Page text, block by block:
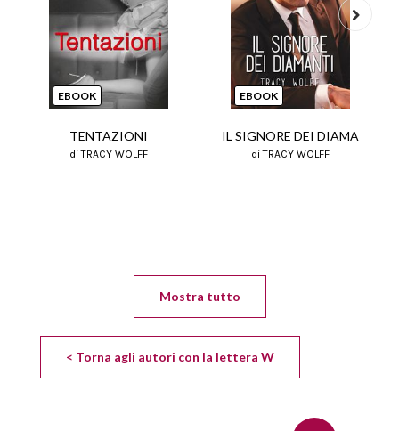
EBOOK
TENTAZIONI
di TRACY WOLFF
EBOOK
IL SIGNORE DEI DIAMA
di TRACY WOLFF
Next
Mostra tutto
< Torna agli autori con la lettera W